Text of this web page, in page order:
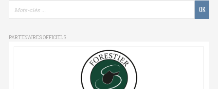
PARTENAIRES OFFICIELS